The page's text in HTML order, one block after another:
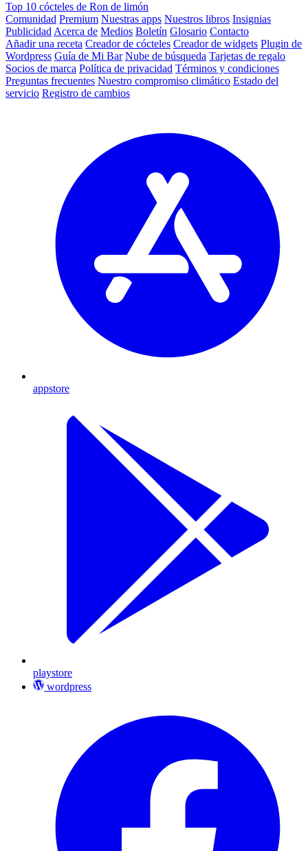
Top 10 cócteles de Ron de limón
Comunidad Premium Nuestras apps Nuestros libros Insignias
Publicidad Acerca de Medios Boletín Glosario Contacto
Añadir una receta Creador de cócteles Creador de widgets Plugin de
Wordpress Guía de Mi Bar Nube de búsqueda Tarjetas de regalo
Socios de marca Política de privacidad Términos y condiciones
Preguntas frecuentes Nuestro compromiso climático Estado del
servicio Registro de cambios
appstore
playstore
wordpress